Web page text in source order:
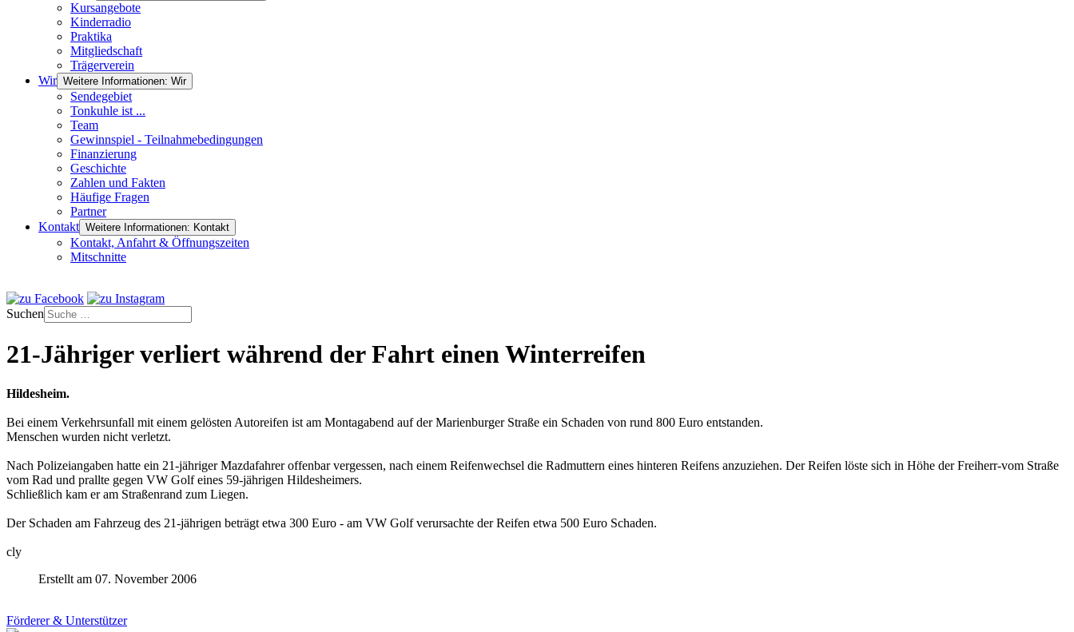
Kursangebote
Kinderradio
Praktika
Mitgliedschaft
Trägerverein
Wir Weitere Informationen: Wir
Sendegebiet
Tonkuhle ist ...
Team
Gewinnspiel - Teilnahmebedingungen
Finanzierung
Geschichte
Zahlen und Fakten
Häufige Fragen
Partner
Kontakt Weitere Informationen: Kontakt
Kontakt, Anfahrt & Öffnungszeiten
Mitschnitte
Suchen
21-Jähriger verliert während der Fahrt einen Winterreifen
Hildesheim.
Bei einem Verkehrsunfall mit einem gelösten Autoreifen ist am Montagabend auf der Marienburger Straße ein Schaden von rund 800 Euro entstanden.
Menschen wurden nicht verletzt.
Nach Polizeiangaben hatte ein 21-jähriger Mazdafahrer offenbar vergessen, nach einem Reifenwechsel die Radmuttern eines hinteren Reifens anzuziehen. Der Reifen löste sich in Höhe der Freiherr-vom Straße
vom Rad und prallte gegen VW Golf eines 59-jährigen Hildesheimers.
Schließlich kam er am Straßenrand zum Liegen.
Der Schaden am Fahrzeug des 21-jährigen beträgt etwa 300 Euro - am VW Golf verursachte der Reifen etwa 500 Euro Schaden.
cly
Erstellt am 07. November 2006
Förderer & Unterstützer